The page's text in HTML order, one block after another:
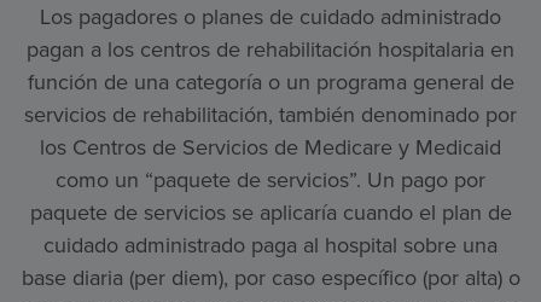
Los pagadores o planes de cuidado administrado
pagan a los centros de rehabilitación hospitalaria en
función de una categoría o un programa general de
servicios de rehabilitación, también denominado por
los Centros de Servicios de Medicare y Medicaid
como un “paquete de servicios”. Un pago por
paquete de servicios se aplicaría cuando el plan de
cuidado administrado paga al hospital sobre una
base diaria (per diem), por caso específico (por alta) o